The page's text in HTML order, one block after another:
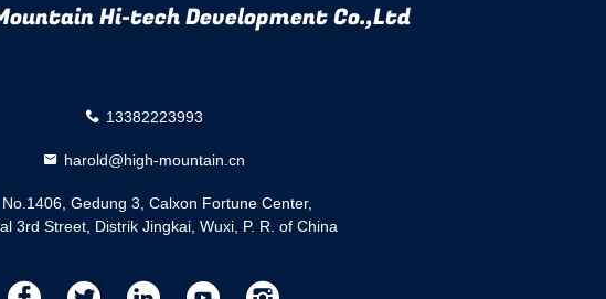
Hi-tech Development Co.,Ltd
13382223993
harold@high-mountain.cn
No.1406, Gedung 3, Calxon Fortune Center,
3rd Street, Distrik Jingkai, Wuxi, P. R. of China